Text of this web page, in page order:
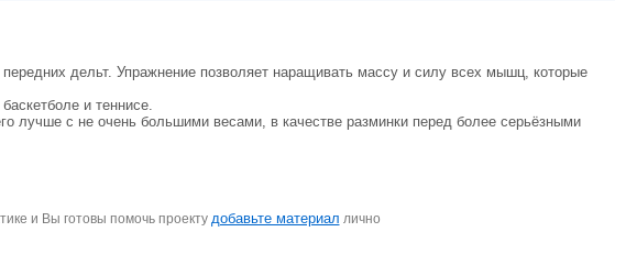
дельт. Упражнение позволяет наращивать массу и силу всех мышц, которые
и теннисе.
лучше с не очень большими весами, в качестве разминки перед более серьёзными
и Вы готовы помочь проекту добавьте материал лично